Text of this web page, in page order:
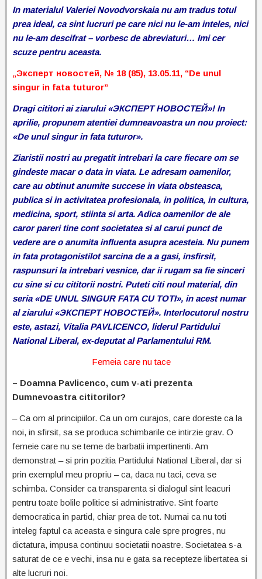
In materialul Valeriei Novodvorskaia nu am tradus totul
prea ideal, ca sint lucruri pe care nici nu le-am inteles, nici
nu le-am descifrat – vorbesc de abreviaturi… Imi cer
scuze pentru aceasta.
„Эксперт новостей, № 18 (85), 13.05.11, “De unul
singur in fata tuturor”
Dragi cititori ai ziarului «ЭКСПЕРТ НОВОСТЕЙ»! In
aprilie, propunem atentiei dumneavoastra un nou proiect:
«De unul singur in fata tuturor».
Ziaristii nostri au pregatit intrebari la care fiecare om se
gindeste macar o data in viata. Le adresam oamenilor,
care au obtinut anumite succese in viata obsteasca,
publica si in activitatea profesionala, in politica, in cultura,
medicina, sport, stiinta si arta. Adica oamenilor de ale
caror pareri tine cont societatea si al carui punct de
vedere are o anumita influenta asupra acesteia. Nu punem
in fata protagonistilot sarcina de a a gasi, insfirsit,
raspunsuri la intrebari vesnice, dar ii rugam sa fie sinceri
cu sine si cu cititorii nostri. Puteti citi noul material, din
seria «DE UNUL SINGUR FATA CU TOTI», in acest numar
al ziarului «ЭКСПЕРТ НОВОСТЕЙ». Interlocutorul nostru
este, astazi, Vitalia PAVLICENCO, liderul Partidului
National Liberal, ex-deputat al Parlamentului RM.
Femeia care nu tace
– Doamna Pavlicenco, cum v-ati prezenta
Dumnevoastra cititorilor?
– Ca om al principiilor. Ca un om curajos, care doreste ca la
noi, in sfirsit, sa se produca schimbarile ce intirzie grav. O
femeie care nu se teme de barbatii impertinenti. Am
demonstrat – si prin pozitia Partidului National Liberal, dar si
prin exemplul meu propriu – ca, daca nu taci, ceva se
schimba. Consider ca transparenta si dialogul sint leacuri
pentru toate bolile politice si administrative. Sint foarte
democratica in partid, chiar prea de tot. Numai ca nu toti
inteleg faptul ca aceasta e singura cale spre progres, nu
dictatura, impusa continuu societatii noastre. Societatea s-a
saturat de ce e vechi, insa nu e gata sa recepteze libertatea si
alte lucruri noi.